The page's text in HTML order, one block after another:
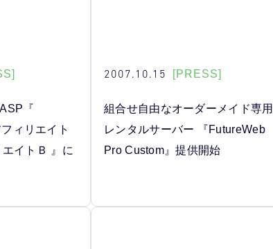
『
ィリエイト
イトＢ 』に
2007.10.15 [PRESS]
組合せ自由なオーダーメイド専用
レンタルサーバー 『FutureWeb
Pro Custom』提供開始